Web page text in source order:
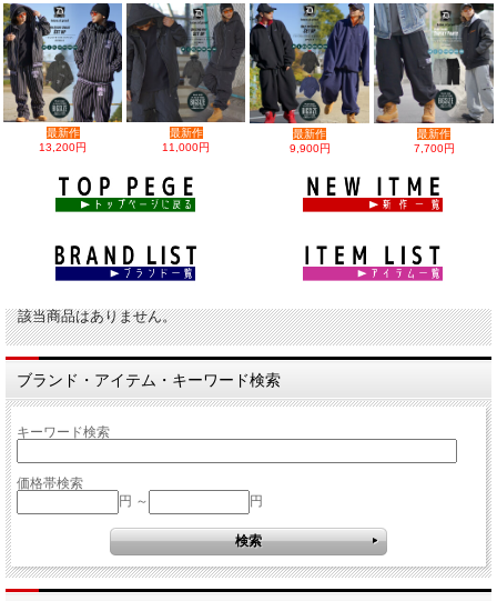
最新作
13,200円
最新作
11,000円
最新作
9,900円
最新作
7,700円
該当商品はありません。
ブランド・アイテム・キーワード検索
キーワード検索
価格帯検索
円 ～
円